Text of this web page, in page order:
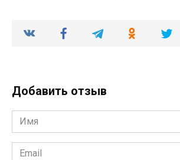
Добавить отзыв
Имя
*
Email